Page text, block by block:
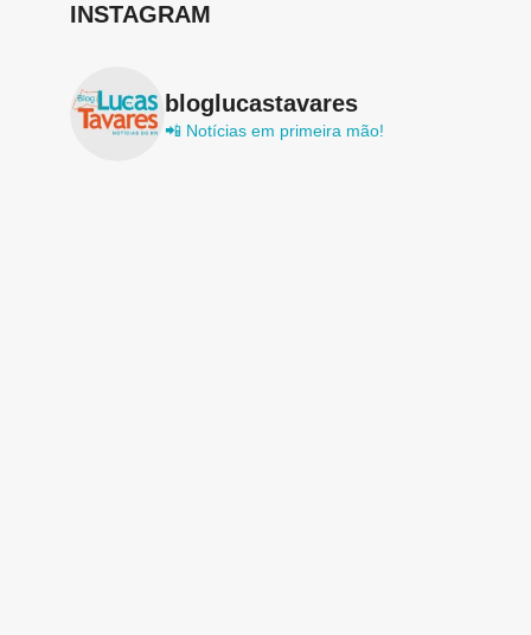
INSTAGRAM
bloglucastavares
📲 Notícias em primeira mão!